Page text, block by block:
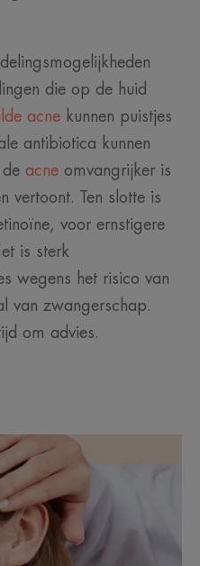
die op de huid
acne kunnen puistjes
antibiotica kunnen
acne omvangrijker is
vertoont. Ten slotte is
voor ernstigere
is sterk
wegens het risico van
van zwangerschap.
om advies.